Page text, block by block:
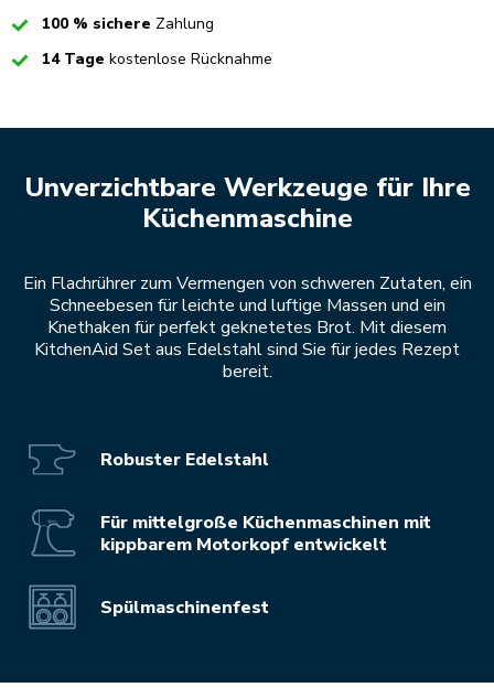
Checked100 % sichere Zahlung
Checked14 Tage kostenlose Rücknahme
Unverzichtbare Werkzeuge für Ihre
Küchenmaschine
Ein Flachrührer zum Vermengen von schweren Zutaten, ein
Schneebesen für leichte und luftige Massen und ein
Knethaken für perfekt geknetetes Brot. Mit diesem
KitchenAid Set aus Edelstahl sind Sie für jedes Rezept
bereit.
Robuster Edelstahl
Für mittelgroße Küchenmaschinen mit
kippbarem Motorkopf entwickelt
Spülmaschinenfest